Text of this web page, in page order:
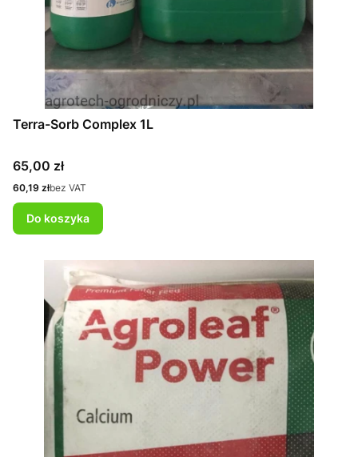
Terra-Sorb Complex 1L
Cena
65,00 zł
Cena
60,19 złbez VAT
Do koszyka